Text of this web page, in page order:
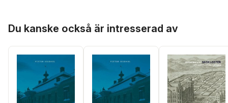
Du kanske också är intresserad av